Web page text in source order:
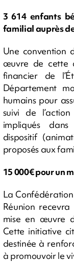
3 614 enfants
familial auprès
Une convention
œuvre de cette
financier de
Département
humains pour
suivi de
impliqués
dispositif
proposés aux
15 000€ pour un
La
Réunion
mise en œuvre
Cette initiative
destinée à
à promouvoir le